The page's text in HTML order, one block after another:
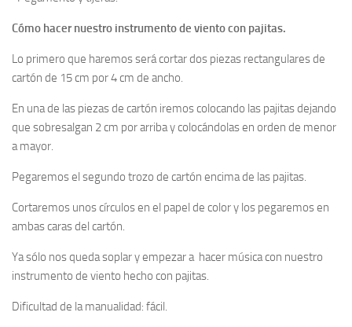
Cómo hacer nuestro instrumento de viento con pajitas.
Lo primero que haremos será cortar dos piezas rectangulares de
cartón de 15 cm por 4 cm de ancho.
En una de las piezas de cartón iremos colocando las pajitas dejando
que sobresalgan 2 cm por arriba y colocándolas en orden de menor
a mayor.
Pegaremos el segundo trozo de cartón encima de las pajitas.
Cortaremos unos círculos en el papel de color y los pegaremos en
ambas caras del cartón.
Ya sólo nos queda soplar y empezar a hacer música con nuestro
instrumento de viento hecho con pajitas.
Dificultad de la manualidad: fácil.